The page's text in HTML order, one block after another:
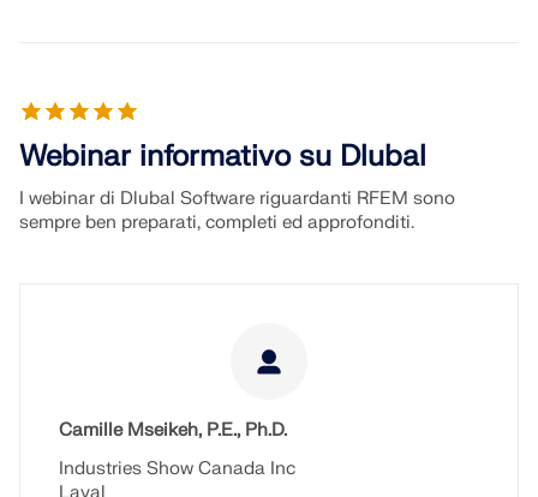
Webinar informativo su Dlubal
I webinar di Dlubal Software riguardanti RFEM sono
sempre ben preparati, completi ed approfonditi.
Camille Mseikeh, P.E., Ph.D.
Industries Show Canada Inc